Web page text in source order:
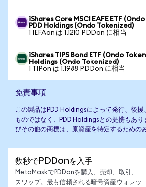
iShares Core MSCI EAFE ETF
PDD Holdings (Ondo Tokenized)
1 IEFAon は 1.1210 PDDon に相当
iShares TIPS Bond ETF (Ondo
Holdings (Ondo Tokenized)
1 TIPon は 1.1988 PDDon に相当
免責事項
この製品はPDD Holdingsによって発行、後援
ものではなく、PDD Holdingsとの提携もあり
びその他の商標は、原資産を特定するための
数秒でPDDonを入手
MetaMaskでPDDonを購入、売却、取引、
スワップ。最も信頼される暗号資産ウォレッ